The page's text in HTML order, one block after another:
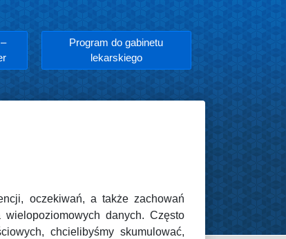
Program do gabinetu
lekarskiego
oczekiwań, a także zachowań
danych. Często
chcielibyśmy skumulować,